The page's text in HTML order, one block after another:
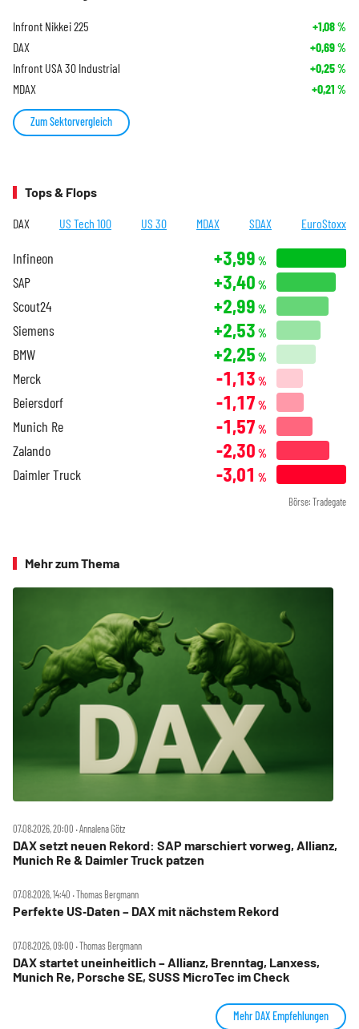
Infront Nikkei 225 +1,08%
DAX +0,69%
Infront USA 30 Industrial +0,25%
MDAX +0,21 %
Zum Sektorvergleich
Tops & Flops
DAX US Tech 100 US 30 MDAX SDAX EuroStoxx
Infineon +3,99 %
SAP +3,40 %
Scout24 +2,99 %
Siemens +2,53 %
BMW +2,25 %
Merck -1,13 %
Beiersdorf -1,17 %
Munich Re -1,57 %
Zalando -2,30 %
Daimler Truck -3,01 %
Börse: Tradegate
Mehr zum Thema
07.08.2026, 20:00 ‧ Annalena Götz
DAX setzt neuen Rekord: SAP marschiert vorweg, Allianz,
Munich Re & Daimler Truck patzen
07.08.2026, 14:40 ‧ Thomas Bergmann
Perfekte US‑Daten – DAX mit nächstem Rekord
07.08.2026, 09:00 ‧ Thomas Bergmann
DAX startet uneinheitlich – Allianz, Brenntag, Lanxess,
Munich Re, Porsche SE, SUSS MicroTec im Check
Mehr DAX Empfehlungen